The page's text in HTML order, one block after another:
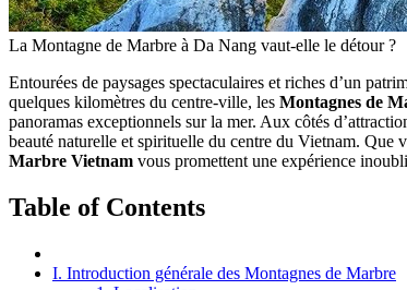
La Montagne de Marbre à Da Nang vaut-elle le détour ?
Entourées de paysages spectaculaires et riches d’un
quelques kilomètres du centre-ville, les Montagnes de
panoramas exceptionnels sur la mer. Aux côtés
beauté naturelle et spirituelle du centre du Vietnam. Que
Marbre Vietnam vous promettent une expérience
Table of Contents
I. Introduction générale des Montagnes de Marbre